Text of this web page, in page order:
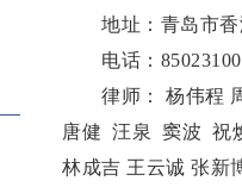
地址：青岛市香
电话：85023100
律师： 杨伟程 周
唐健 汪泉 窦波 祝
林成吉 王云诚 张新